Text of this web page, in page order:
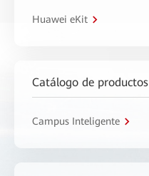
Huawei eKit
Catálogo de productos
Campus Inteligente